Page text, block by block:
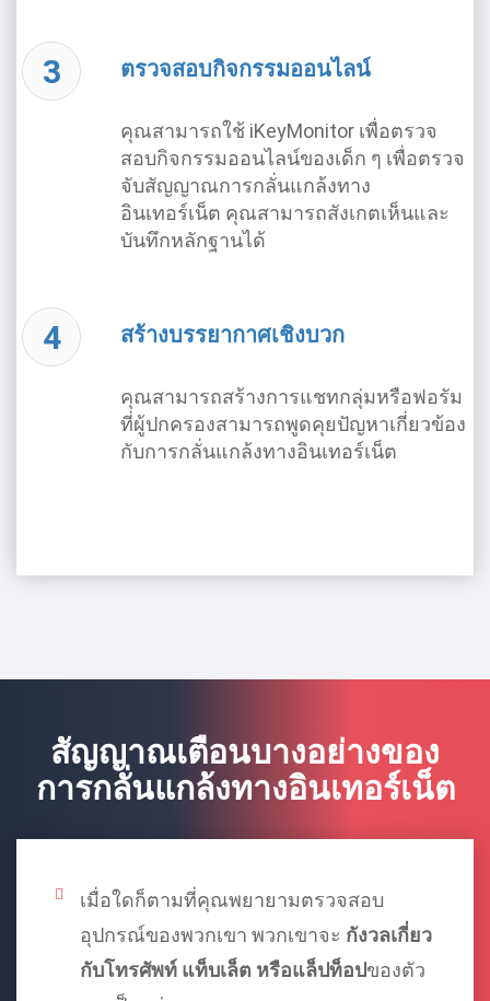
ตรวจสอบกิจกรรมออนไลน์
คุณสามารถใช้ iKeyMonitor เพื่อตรวจ
สอบกิจกรรมออนไลน์ของเด็ก ๆ เพื่อตรวจ
จับสัญญาณการกลั่นแกล้งทาง
อินเทอร์เน็ต คุณสามารถสังเกตเห็นและ
บันทึกหลักฐานได้
สร้างบรรยากาศเชิงบวก
คุณสามารถสร้างการแชทกลุ่มหรือฟอรัม
ที่ผู้ปกครองสามารถพูดคุยปัญหาเกี่ยวข้อง
กับการกลั่นแกล้งทางอินเทอร์เน็ต
สัญญาณเตือนบางอย่างของ
การกลั่นแกล้งทางอินเทอร์เน็ต
เมื่อใดก็ตามที่คุณพยายามตรวจสอบ
อุปกรณ์ของพวกเขา พวกเขาจะ กังวลเกี่ยว
กับโทรศัพท์ แท็บเล็ต หรือแล็ปท็อปของตัว